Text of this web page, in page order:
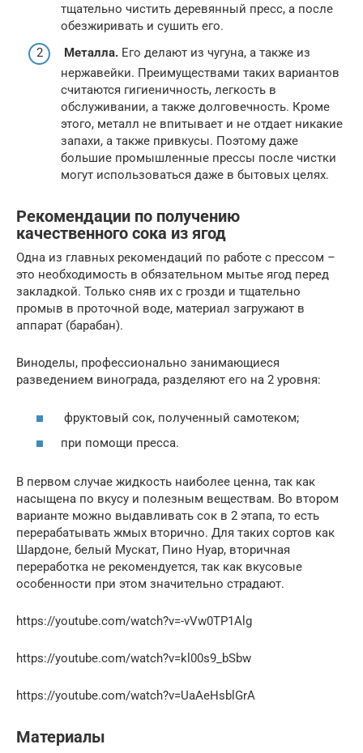
тщательно чистить деревянный пресс, а после
обезжиривать и сушить его.
Металла. Его делают из чугуна, а также из
нержавейки. Преимуществами таких вариантов
считаются гигиеничность, легкость в
обслуживании, а также долговечность. Кроме
этого, металл не впитывает и не отдает никакие
запахи, а также привкусы. Поэтому даже
большие промышленные прессы после чистки
могут использоваться даже в бытовых целях.
Рекомендации по получению
качественного сока из ягод
Одна из главных рекомендаций по работе с прессом –
это необходимость в обязательном мытье ягод перед
закладкой. Только сняв их с грозди и тщательно
промыв в проточной воде, материал загружают в
аппарат (барабан).
Виноделы, профессионально занимающиеся
разведением винограда, разделяют его на 2 уровня:
фруктовый сок, полученный самотеком;
при помощи пресса.
В первом случае жидкость наиболее ценна, так как
насыщена по вкусу и полезным веществам. Во втором
варианте можно выдавливать сок в 2 этапа, то есть
перерабатывать жмых вторично. Для таких сортов как
Шардоне, белый Мускат, Пино Нуар, вторичная
переработка не рекомендуется, так как вкусовые
особенности при этом значительно страдают.
https://youtube.com/watch?v=-vVw0TP1Alg
https://youtube.com/watch?v=kl00s9_bSbw
https://youtube.com/watch?v=UaAeHsblGrA
Материалы